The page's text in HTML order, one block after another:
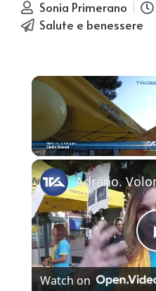
Sonia Primerano
Salute e benessere
Unmute
Watch on